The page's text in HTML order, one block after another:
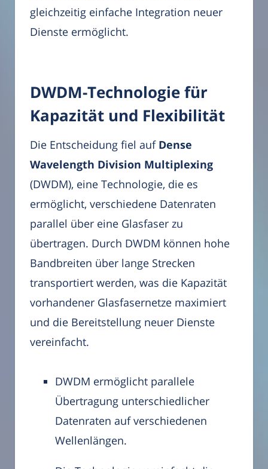
gleichzeitig einfache Integration neuer
Dienste ermöglicht.
DWDM-Technologie für
Kapazität und Flexibilität
Die Entscheidung fiel auf Dense
Wavelength Division Multiplexing
(DWDM), eine Technologie, die es
ermöglicht, verschiedene Datenraten
parallel über eine Glasfaser zu
übertragen. Durch DWDM können hohe
Bandbreiten über lange Strecken
transportiert werden, was die Kapazität
vorhandener Glasfasernetze maximiert
und die Bereitstellung neuer Dienste
vereinfacht.
DWDM ermöglicht parallele
Übertragung unterschiedlicher
Datenraten auf verschiedenen
Wellenlängen.